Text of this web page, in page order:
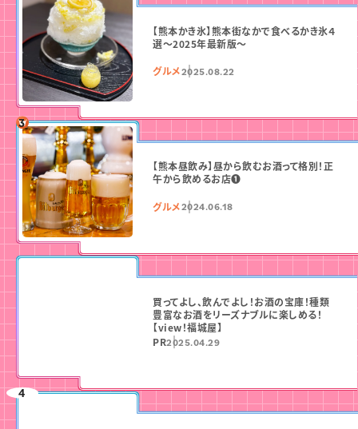
【熊本かき氷】熊本街なかで食べるかき氷４
選〜2025年最新版〜
グルメ2025.08.22
【熊本昼飲み】昼から飲むお酒って格別！正
午から飲めるお店❶
グルメ2024.06.18
買ってよし、飲んでよし！お酒の宝庫！種類
豊富なお酒をリーズナブルに楽しめる！
【view！福城屋】
PR2025.04.29